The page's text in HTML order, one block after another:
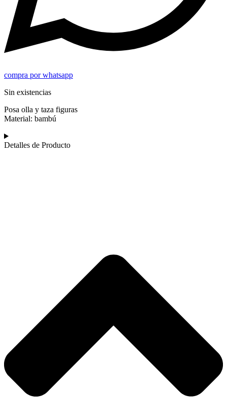
compra por whatsapp
Sin existencias
Posa olla y taza figuras
Material: bambú
Detalles de Producto